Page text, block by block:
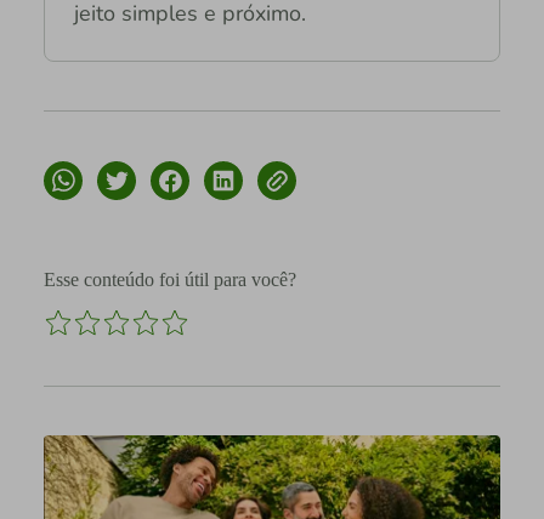
jeito simples e próximo.
Esse conteúdo foi útil para você?